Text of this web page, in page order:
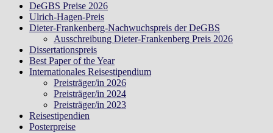
DeGBS Preise 2026
Ulrich-Hagen-Preis
Dieter-Frankenberg-Nachwuchspreis der DeGBS
Ausschreibung Dieter-Frankenberg Preis 2026
Dissertationspreis
Best Paper of the Year
Internationales Reisestipendium
Preisträger/in 2026
Preisträger/in 2024
Preisträger/in 2023
Reisestipendien
Posterpreise